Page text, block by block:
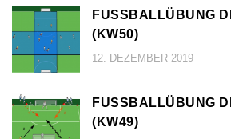
FUSSBALLÜBUNG
KW50)
12. DEZEMBER 2019
FUSSBALLÜBUNG
KW49)